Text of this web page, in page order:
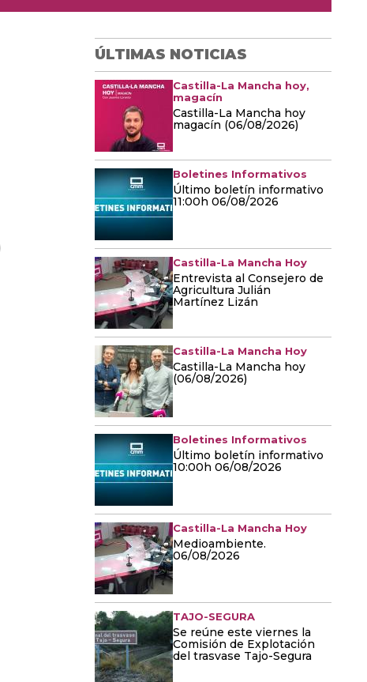
ÚLTIMAS NOTICIAS
Castilla-La Mancha hoy,
magacín
Castilla-La Mancha hoy
magacín (06/08/2026)
Boletines Informativos
Último boletín informativo
11:00h 06/08/2026
Castilla-La Mancha Hoy
Entrevista al Consejero de
Agricultura Julián
Martínez Lizán
Castilla-La Mancha Hoy
Castilla-La Mancha hoy
(06/08/2026)
Boletines Informativos
Último boletín informativo
10:00h 06/08/2026
Castilla-La Mancha Hoy
Medioambiente.
06/08/2026
TAJO-SEGURA
Se reúne este viernes la
Comisión de Explotación
del trasvase Tajo-Segura